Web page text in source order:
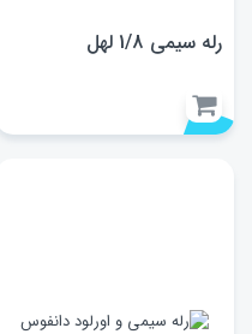
رله سیمی 1/8 لهل